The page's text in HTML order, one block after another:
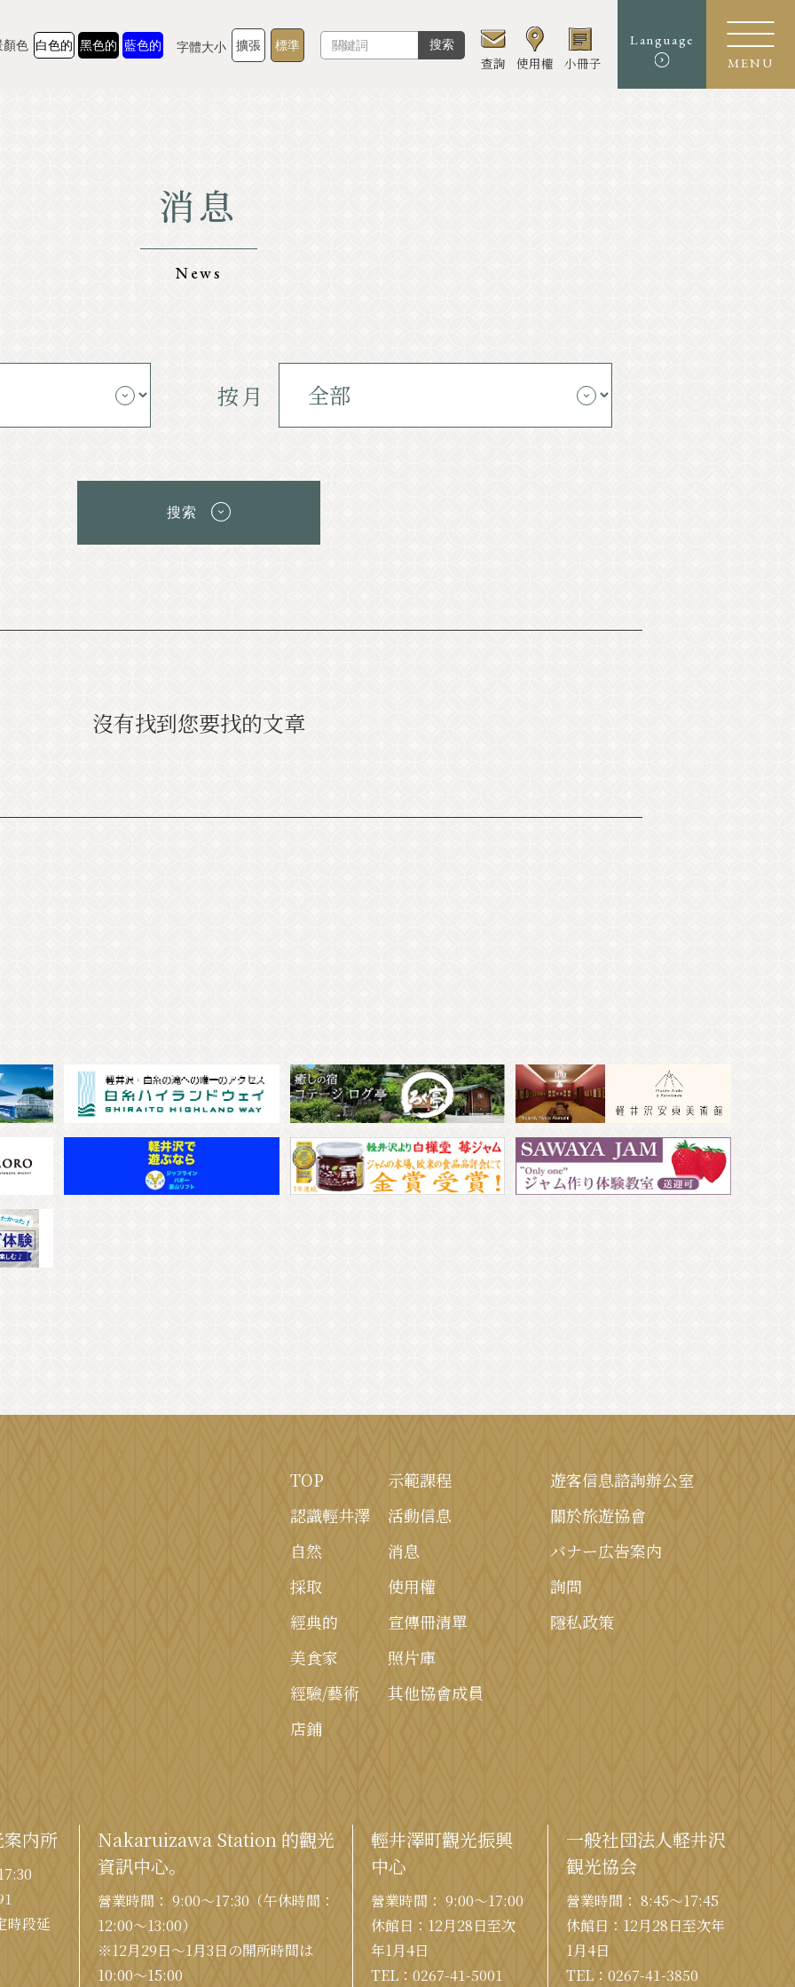
顏色 白色的 黑色的 藍色的 字體大小 擴張 標準 搜索
查詢 使用權 小冊子
Language
MENU
認識輕井澤
採取
經典的
示範課程
活動信息
使用權
消息
News
按月
搜索
沒有找到您要找的文章
TOP
認識輕井澤
自然
採取
經典的
美食家
經驗/藝術
店鋪
示範課程
活動信息
消息
使用權
宣傳冊清單
照片庫
其他協會成員
遊客信息諮詢辦公室
關於旅遊協會
バナー広告案内
詢問
隱私政策
内所
時段延
Nakaruizawa Station 的觀光
資訊中心。
營業時間： 9:00〜17:30（午休時間：
12:00〜13:00）
※12月29日〜1月3日の開所時間は
10:00〜15:00
輕井澤町觀光振興
中心
營業時間： 9:00〜17:00
休館日：12月28日至次
年1月4日
TEL：0267-41-5001
一般社団法人軽井沢
観光協会
營業時間： 8:45～17:45
休館日：12月28日至次年
1月4日
TEL：0267-41-3850